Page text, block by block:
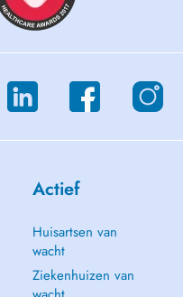
Actief
Huisartsen van
wacht
Ziekenhuizen van